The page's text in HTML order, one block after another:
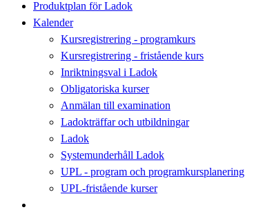
Produktplan för Ladok
Kalender
Kursregistrering - programkurs
Kursregistrering - fristående kurs
Inriktningsval i Ladok
Obligatoriska kurser
Anmälan till examination
Ladokträffar och utbildningar
Ladok
Systemunderhåll Ladok
UPL - program och programkursplanering
UPL-fristående kurser